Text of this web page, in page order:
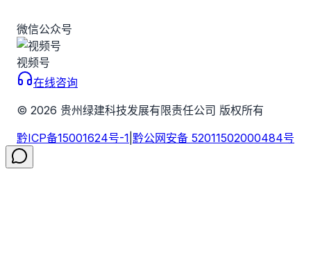
微信公众号
视频号
在线咨询
© 2026 贵州绿建科技发展有限责任公司 版权所有
黔ICP备15001624号-1 黔公网安备 52011502000484号